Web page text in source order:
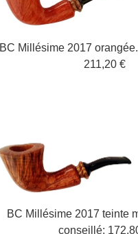
BC Millésime 2017 orangée.
211,20 €
BC Millésime 2017 teinte
conseill é: 172,8